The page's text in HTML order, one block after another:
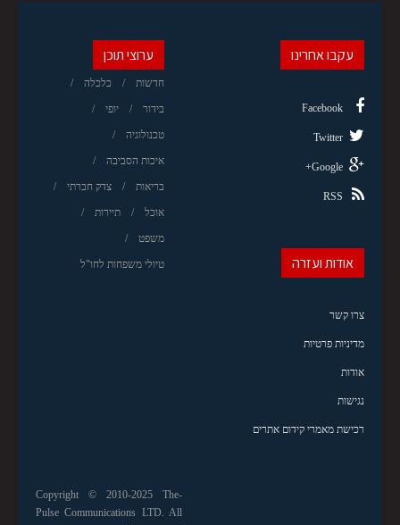
ערוצי תוכן
חדשות כלכלה
בידור יופי
טכנולוגיה
איכות הסביבה
בריאות צדק חברתי
אוכל תיירות
משפט
טיולי משפחות לחו"ל
עקבו אחרינו
Facebook
Twitter
Google+
RSS
אודות ועזרה
צרו קשר
מדיניות פרטיות
אודות
נגישות
רכישת מאמרי קידום אתרים
Copyright © 2010-2025 The-
Pulse Communications LTD. All